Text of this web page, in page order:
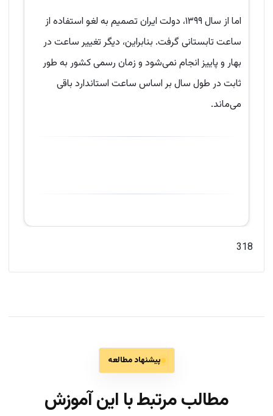
اما از سال ۱۳۹۹، دولت ایران تصمیم به لغو استفاده از
ساعت تابستانی گرفت. بنابراین، دیگر تغییر ساعت در
بهار و پاییز انجام نمی‌شود و زمان رسمی کشور به طور
ثابت در طول سال بر اساس ساعت استاندارد باقی
می‌ماند.
318
پیشنهاد مطالعه
مطالب مرتبط با این آموزش